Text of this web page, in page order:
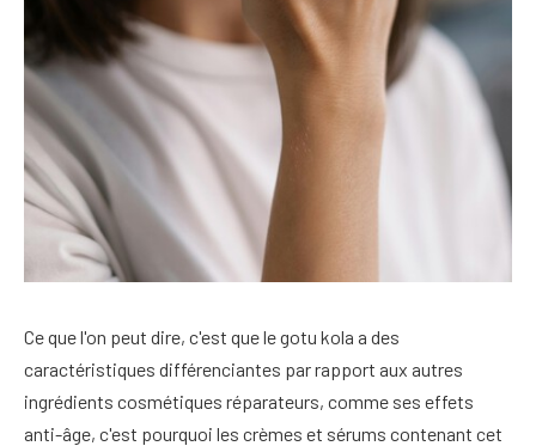
Ce que l'on peut dire, c'est que le gotu kola a des
caractéristiques différenciantes par rapport aux autres
ingrédients cosmétiques réparateurs, comme ses effets
anti-âge, c'est pourquoi les crèmes et sérums contenant cet